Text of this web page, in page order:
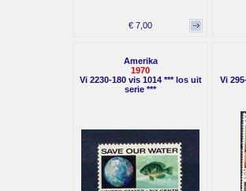
€ 7,00
Amerika
1970
Vi 2230-180 vis 1014 *** los uit
serie ***
Vi